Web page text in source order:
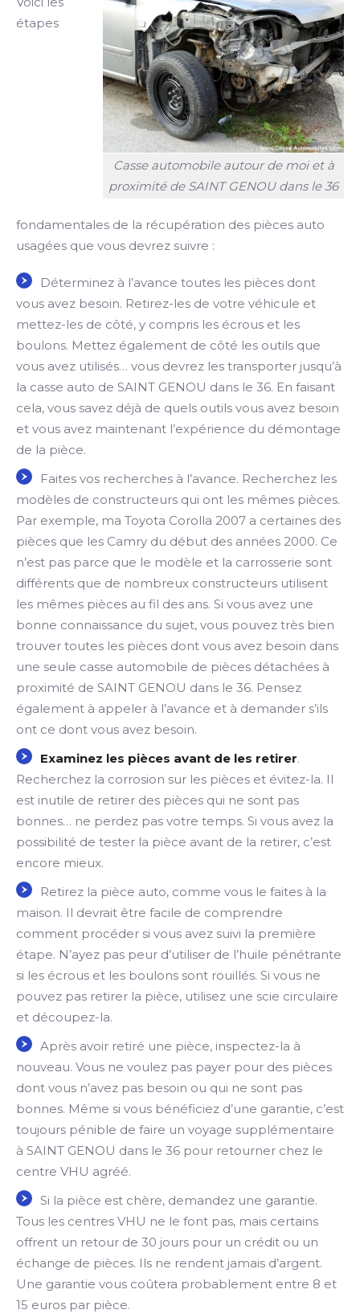
Casse automobile autour de moi et à
proximité de SAINT GENOU dans le 36
étapes
fondamentales de la récupération des pièces auto
usagées que vous devrez suivre :
Déterminez à l’avance toutes les pièces dont
vous avez besoin. Retirez-les de votre véhicule et
mettez-les de côté, y compris les écrous et les
boulons. Mettez également de côté les outils que
vous avez utilisés… vous devrez les transporter jusqu’à
la casse auto de SAINT GENOU dans le 36. En faisant
cela, vous savez déjà de quels outils vous avez besoin
et vous avez maintenant l’expérience du démontage
de la pièce.
Faites vos recherches à l’avance. Recherchez les
modèles de constructeurs qui ont les mêmes pièces.
Par exemple, ma Toyota Corolla 2007 a certaines des
pièces que les Camry du début des années 2000. Ce
n’est pas parce que le modèle et la carrosserie sont
différents que de nombreux constructeurs utilisent
les mêmes pièces au fil des ans. Si vous avez une
bonne connaissance du sujet, vous pouvez très bien
trouver toutes les pièces dont vous avez besoin dans
une seule casse automobile de pièces détachées à
proximité de SAINT GENOU dans le 36. Pensez
également à appeler à l’avance et à demander s’ils
ont ce dont vous avez besoin.
Examinez les pièces avant de les retirer.
Recherchez la corrosion sur les pièces et évitez-la. Il
est inutile de retirer des pièces qui ne sont pas
bonnes… ne perdez pas votre temps. Si vous avez la
possibilité de tester la pièce avant de la retirer, c’est
encore mieux.
Retirez la pièce auto, comme vous le faites à la
maison. Il devrait être facile de comprendre
comment procéder si vous avez suivi la première
étape. N’ayez pas peur d’utiliser de l’huile pénétrante
si les écrous et les boulons sont rouillés. Si vous ne
pouvez pas retirer la pièce, utilisez une scie circulaire
et découpez-la.
Après avoir retiré une pièce, inspectez-la à
nouveau. Vous ne voulez pas payer pour des pièces
dont vous n’avez pas besoin ou qui ne sont pas
bonnes. Même si vous bénéficiez d’une garantie, c’est
toujours pénible de faire un voyage supplémentaire
à SAINT GENOU dans le 36 pour retourner chez le
centre VHU agréé.
Si la pièce est chère, demandez une garantie.
Tous les centres VHU ne le font pas, mais certains
offrent un retour de 30 jours pour un crédit ou un
échange de pièces. Ils ne rendent jamais d’argent.
Une garantie vous coûtera probablement entre 8 et
15 euros par pièce.